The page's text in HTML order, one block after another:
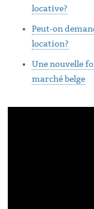
locative?
Peut-on
location?
Une nouvelle
marché belge